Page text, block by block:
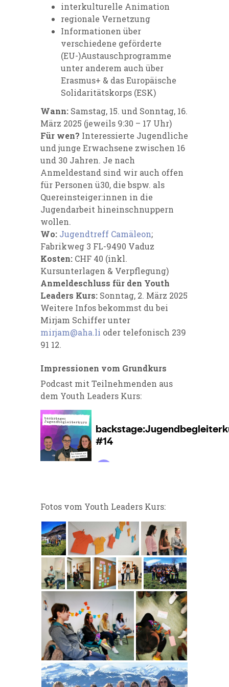
interkulturelle Animation
regionale Vernetzung
Informationen über
verschiedene geförderte
(EU-)Austauschprogramme
unter anderem auch über
Erasmus+ & das Europäische
Solidaritätskorps (ESK)
Wann: Samstag, 15. und Sonntag, 16.
März 2025 (jeweils 9:30 – 17 Uhr)
Für wen? Interessierte Jugendliche
und junge Erwachsene zwischen 16
und 30 Jahren. Je nach
Anmeldestand sind wir auch offen
für Personen ü30, die bspw. als
Quereinsteiger:innen in die
Jugendarbeit hineinschnuppern
wollen.
Wo: Jugendtreff Camäleon;
Fabrikweg 3 FL-9490 Vaduz
Kosten: CHF 40 (inkl.
Kursunterlagen & Verpflegung)
Anmeldeschluss für den Youth
Leaders Kurs: Sonntag, 2. März 2025
Weitere Infos bekommst du bei
Mirjam Schiffer unter
mirjam@aha.li oder telefonisch 239
91 12.
Impressionen vom Grundkurs
Podcast mit Teilnehmenden aus
dem Youth Leaders Kurs:
Fotos vom Youth Leaders Kurs: